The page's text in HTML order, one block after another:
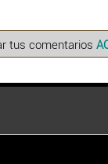
tus comentarios